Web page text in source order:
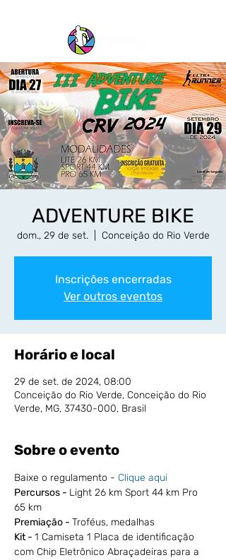
ADVENTURE BIKE
dom., 29 de set.
  |
Conceição do Rio Verde
Inscrições encerradas
Ver outros eventos
Horário e local
29 de set. de 2024, 08:00
Conceição do Rio Verde, Conceição do Rio
Verde, MG, 37430-000, Brasil
Sobre o evento
Baixe o regulamento - Clique aqui
Percursos - Light 26 km Sport 44 km Pro
65 km
Premiação - Troféus, medalhas
Kit - 1 Camiseta 1 Placa de identificação
com Chip Eletrônico Abraçadeiras para a